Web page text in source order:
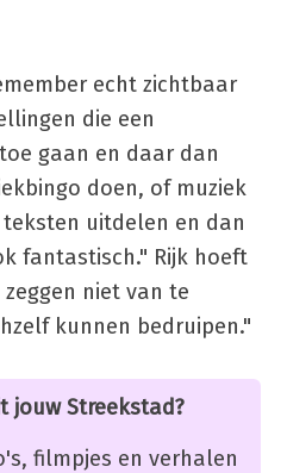
echt zichtbaar
die een
gaan en daar dan
doen, of muziek
uitdelen en dan
fantastisch." Rijk hoeft
niet van te
kunnen bedruipen."
jouw Streekstad?
filmpjes en verhalen